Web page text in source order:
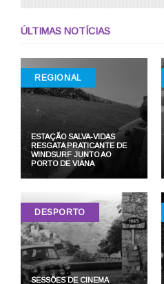
ÚLTIMAS NOTÍCIAS
REGIONAL
ESTAÇÃO SALVA-VIDAS
RESGATA PRATICANTE DE
WINDSURF JUNTO AO
PORTO DE VIANA
DESPORTO
SESSÕES DE CINEMA